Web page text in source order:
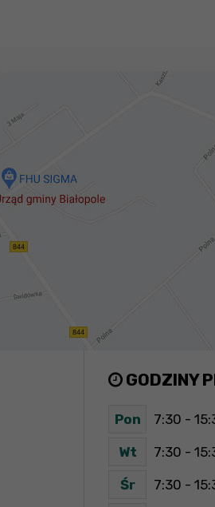
GODZINY
Pon 7:30 -
Wt 7:30 -
Śr 7:30 -